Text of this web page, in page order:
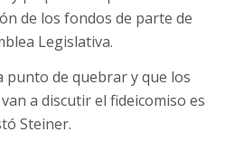
de los fondos de parte de
Legislativa.
punto de quebrar y que los
a discutir el fideicomiso es
Steiner.